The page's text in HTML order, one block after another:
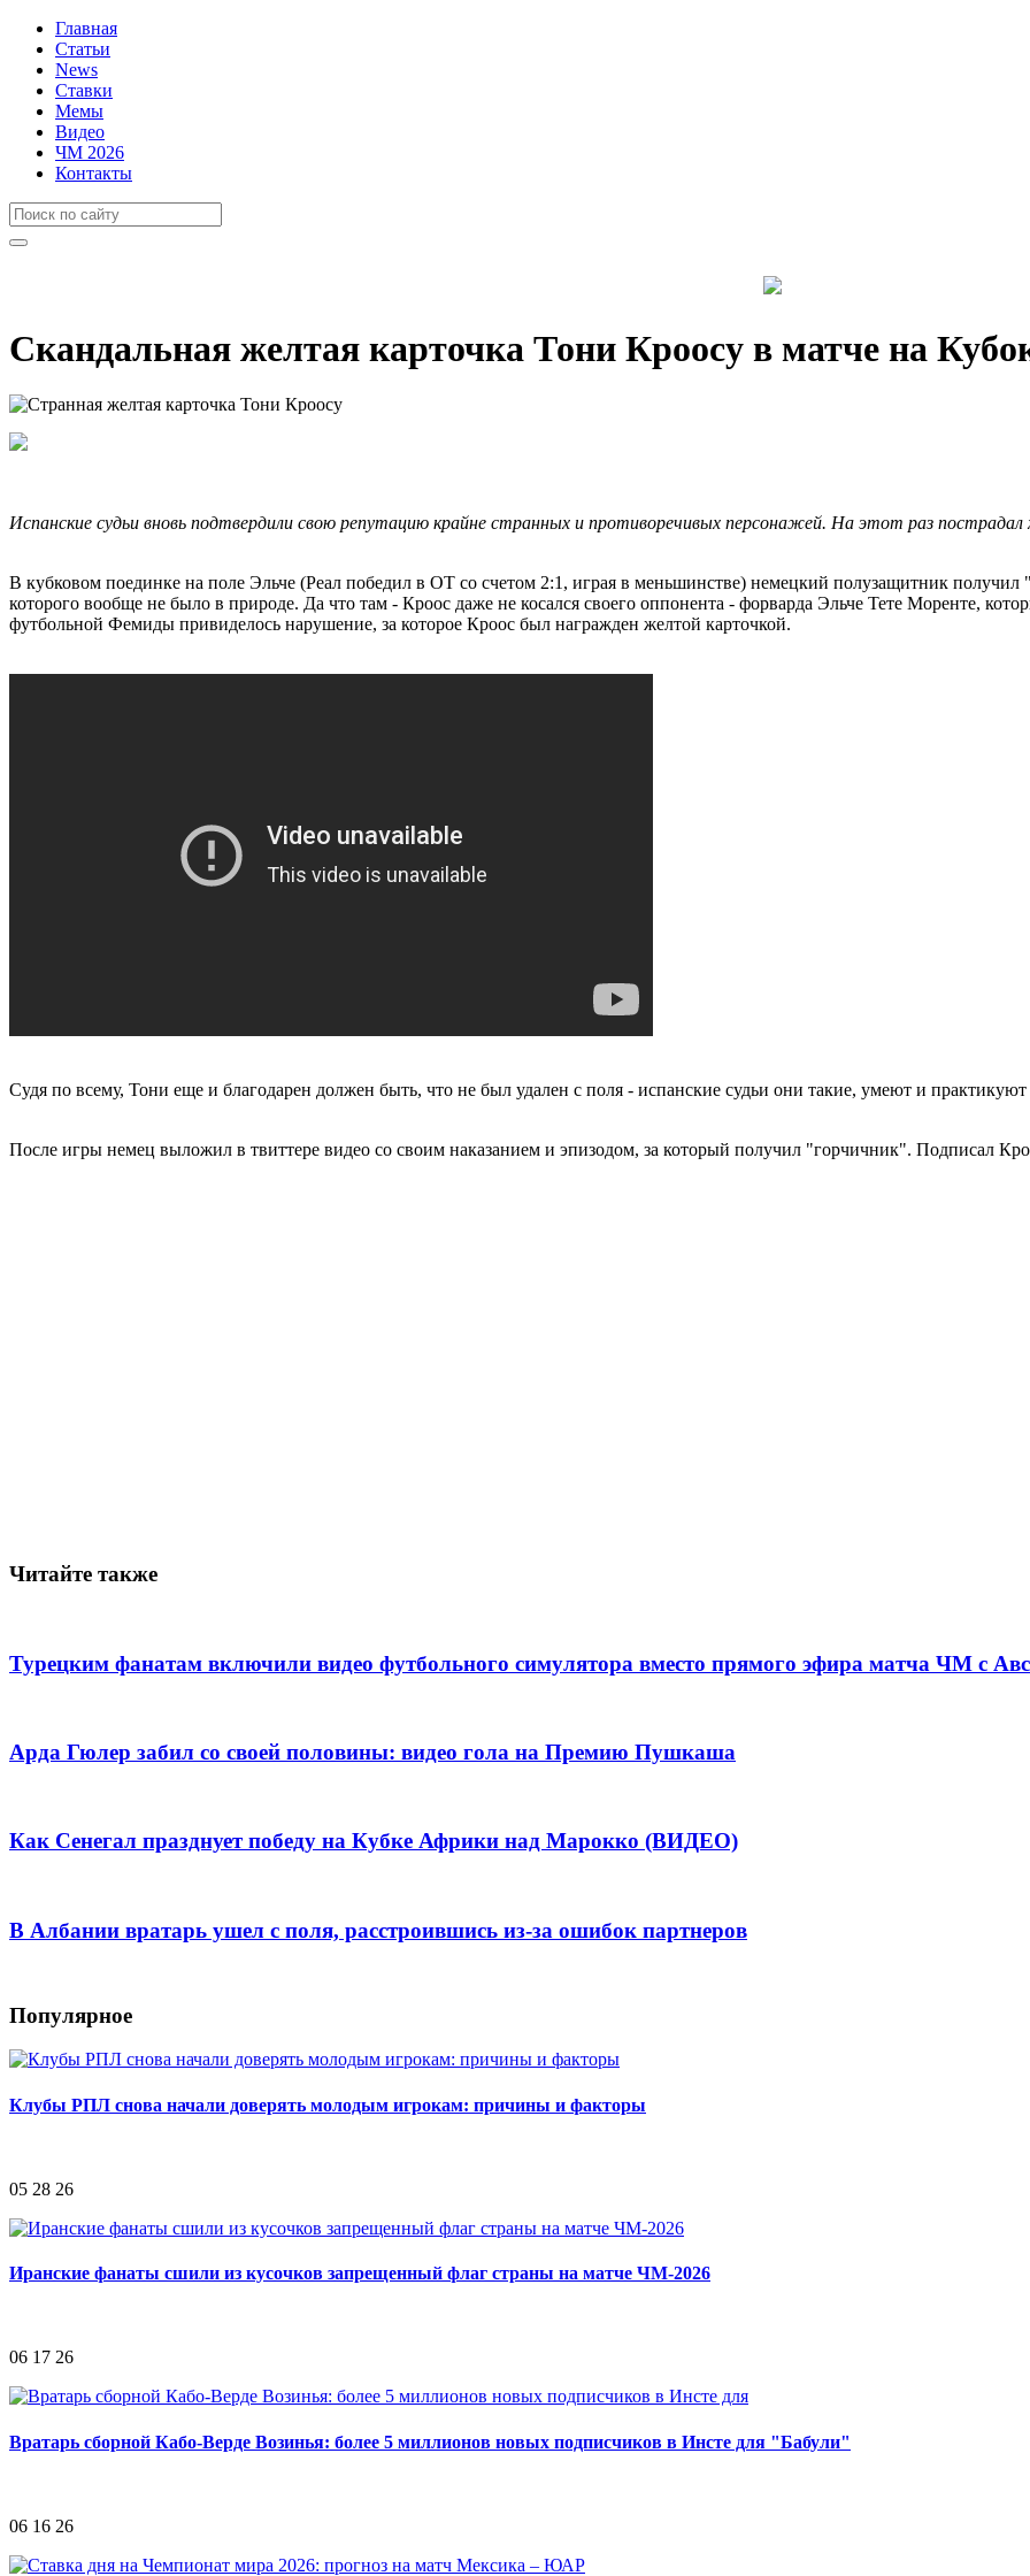
Главная
Статьи
News
Ставки
Мемы
Видео
ЧМ 2026
Контакты
Скандальная желтая карточка Тони Кроосу в матче на
Испанские судьи вновь подтвердили свою репутацию крайне странных и противоречивых персонажей. На этот раз пострадал
В кубковом поединке на поле Эльче (Реал победил в ОТ со счетом 2:1, играя в меньшинстве) немецкий полузащитник
которого вообще не было в природе. Да что там - Кроос даже не косался своего оппонента - форварда Эльче Тете Моренте,
футбольной Фемиды привиделось нарушение, за которое Кроос был награжден желтой карточкой.
Судя по всему, Тони еще и благодарен должен быть, что не был удален с поля - испанские судьи они такие, умеют и
После игры немец выложил в твиттере видео со своим наказанием и эпизодом, за который получил "горчичник". Подписал
Читайте также
Турецким фанатам включили видео футбольного симулятора вместо прямого эфира матча ЧМ с
Арда Гюлер забил со своей половины: видео гола на Премию Пушкаша
Как Сенегал празднует победу на Кубке Африки над Марокко (ВИДЕО)
В Албании вратарь ушел с поля, расстроившись из-за ошибок партнеров
Популярное
Клубы РПЛ снова начали доверять молодым игрокам: причины и факторы
05 28 26
Иранские фанаты сшили из кусочков запрещенный флаг страны на матче ЧМ-2026
06 17 26
Вратарь сборной Кабо-Верде Возинья: более 5 миллионов новых подписчиков в Инсте для "Бабули"
06 16 26